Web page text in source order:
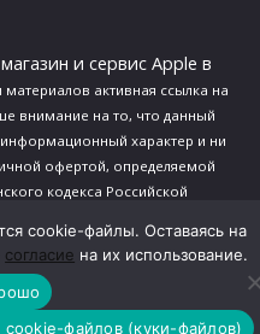
и сервис Apple в
активная ссылка на
внимание на то, что данный
информационный характер и ни
офертой, определяемой
кодекса Российской
данных .
к защите персональных
cookie-файлы. Оставаясь на
согласие на их использование.
cookie-файлов (куки-файлов)